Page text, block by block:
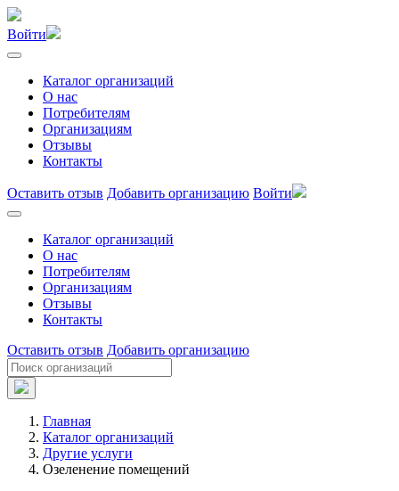
Войти
Каталог организаций
О нас
Потребителям
Организациям
Отзывы
Контакты
Оставить отзыв Добавить организацию Войти
Каталог организаций
О нас
Потребителям
Организациям
Отзывы
Контакты
Оставить отзыв Добавить организацию
Главная
Каталог организаций
Другие услуги
Озеленение помещений